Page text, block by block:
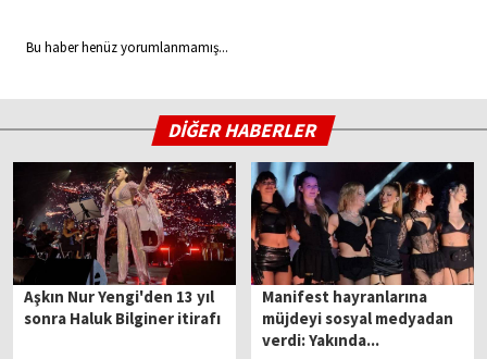
Bu haber henüz yorumlanmamış...
DİĞER HABERLER
Aşkın Nur Yengi'den 13 yıl
sonra Haluk Bilginer itirafı
Manifest hayranlarına
müjdeyi sosyal medyadan
verdi: Yakında...